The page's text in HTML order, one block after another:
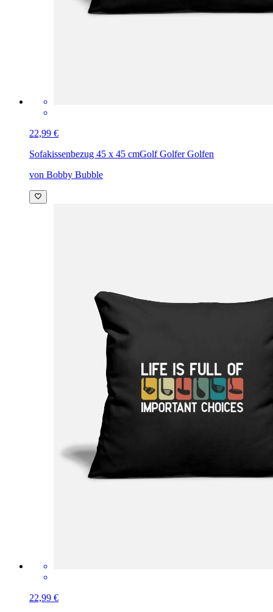
22,99 €
Sofakissenbezug 45 x 45 cmGolf Golfer Golfen
von Bobby Bubble
22,99 €